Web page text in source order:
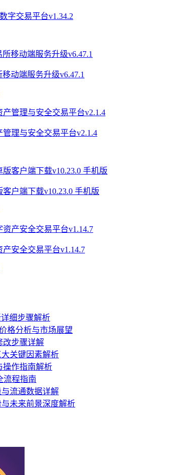
字交易平台v1.34.2
动端服务升级v6.47.1
理与安全交易平台v2.1.4
户端下载v10.23.0 手机版
安全交易平台v1.14.7
细步骤解析
格分析与市场展望
改步骤详解
关键因素解析
操作指南解析
流程指南
流通数据详解
未来前景深度解析